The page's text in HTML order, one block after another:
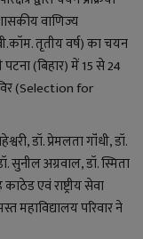
वाणिज्य
तृतीय वर्ष) का चयन
(बिहार) में 15 से 24
(Selection for
डॉ. प्रेमलता गॉंधी, डॉ.
सुनील अग्रवाल, डॉ. स्मिता
एवं राष्ट्रीय सेवा
महाविद्यालय परिवार ने